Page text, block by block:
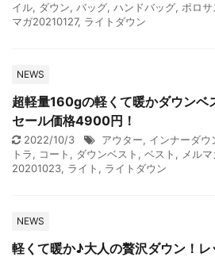
イル, ダウン, バッグ, ハンドバッグ, ポロサ
マガ20210127, ライトダウン
NEWS
超軽量160gの軽くて暖かダウンベ
セール価格4900円！
2022/10/3 アウター, インナーダウ
トラ, コート , ダウンベスト , ベスト , メル
20201023, ライト , ライトダウン
NEWS
軽くて暖か♪大人の贅沢ダウン！レ